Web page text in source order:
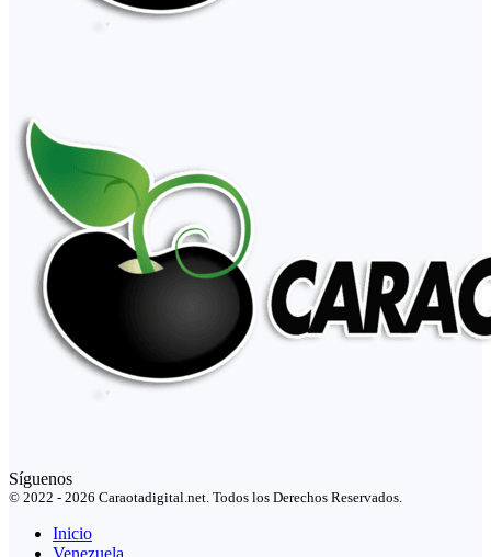
Síguenos
© 2022 - 2026 Caraotadigital.net. Todos los Derechos Reservados.
Inicio